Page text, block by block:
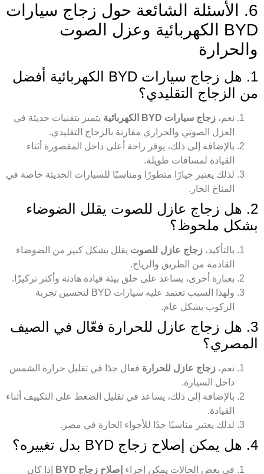
6. الأسئلة الشائعة حول زجاج سيارات
BYD الكهربائية وعزل الصوت
والحرارة
1. هل زجاج سيارات BYD الكهربائية أفضل
من الزجاج التقليدي؟
نعم، زجاج سيارات BYD الكهربائية
يتميز بتقنيات حديثة في
العزل الصوتي والحراري مقارنة بالزجاج التقليدي.
بالإضافة إلى ذلك، يوفر راحة أعلى داخل المقصورة أثناء
القيادة لمسافات طويلة.
لذلك يعتبر خيارًا متطورًا ومناسبًا للسيارات الحديثة خاصة في
المناخ الحار.
2. هل زجاج عازل للصوت يقلل الضوضاء
بشكل ملحوظ؟
بالتأكيد، زجاج عازل للصوت يقلل بشكل كبير من الضوضاء
القادمة من الطريق والرياح.
بعبارة أخرى، يساعد على خلق بيئة قيادة هادئة وأكثر تركيزًا.
ولهذا السبب تعتمد عليه سيارات BYD لتحسين تجربة
الركوب بشكل عام.
3. هل زجاج عازل للحرارة فعّال في الصيف
المصري؟
نعم، زجاج عازل للحرارة فعال جدًا في تقليل حرارة الشمس
داخل السيارة.
بالإضافة إلى ذلك، يساعد في تقليل الضغط على التكييف أثناء
القيادة.
لذلك يعتبر مناسبًا جدًا للأجواء الحارة في مصر.
4. هل يمكن إصلاح زجاج BYD بدل تغييره؟
في بعض الحالات يمكن إجراء إصلاح زجاج BYD
إذا كان